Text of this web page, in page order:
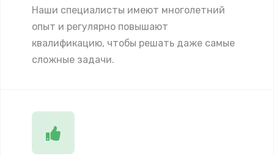
Наши специалисты имеют многолетний
опыт и регулярно повышают
квалификацию, чтобы решать даже самые
сложные задачи.